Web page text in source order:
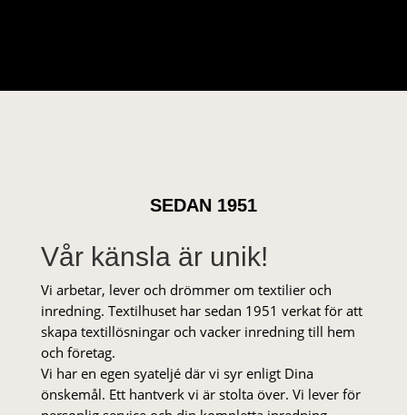
SEDAN 1951
Vår känsla är unik!
Vi arbetar, lever och drömmer om textilier och
inredning. Textilhuset har sedan 1951 verkat för att
skapa textillösningar och vacker inredning till hem
och företag.
Vi har en egen syateljé där vi syr enligt Dina
önskemål. Ett hantverk vi är stolta över. Vi lever för